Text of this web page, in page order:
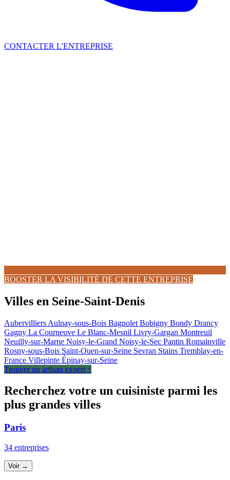
CONTACTER L'ENTREPRISE
BOOSTER LA VISIBILITÉ DE CETTE ENTREPRISE
Villes en Seine-Saint-Denis
Aubervilliers Aulnay-sous-Bois Bagnolet Bobigny Bondy Drancy
Gagny La Courneuve Le Blanc-Mesnil Livry-Gargan Montreuil
Neuilly-sur-Marne Noisy-le-Grand Noisy-le-Sec Pantin Romainville
Rosny-sous-Bois Saint-Ouen-sur-Seine Sevran Stains Tremblay-en-
France Villepinte Épinay-sur-Seine
Trouver un artisan expert ↑
Recherchez votre un cuisiniste parmi les
plus grandes villes
Paris
34 entreprises
Voir →